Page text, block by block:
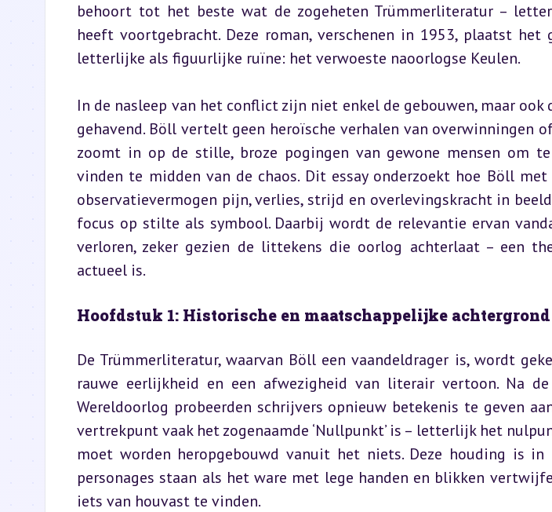
behoort tot het beste wat de zogeheten Trümmerliteratur –
heeft voortgebracht. Deze roman, verschenen in 1953, plaatst
letterlijke als figuurlijke ruïne: het verwoeste naoorlogse Keulen.
In de nasleep van het conflict zijn niet enkel de gebouwen, maar
gehavend. Böll vertelt geen heroïsche verhalen van overwinningen
zoomt in op de stille, broze pogingen van gewone mensen om
vinden te midden van de chaos. Dit essay onderzoekt hoe Böll
observatievermogen pijn, verlies, strijd en overlevingskracht in
focus op stilte als symbool. Daarbij wordt de relevantie ervan
verloren, zeker gezien de littekens die oorlog achterlaat – een
actueel is.
Hoofdstuk 1: Historische en maatschappelijke achtergrond
De Trümmerliteratur, waarvan Böll een vaandeldrager is, wordt
rauwe eerlijkheid en een afwezigheid van literair vertoon. Na
Wereldoorlog probeerden schrijvers opnieuw betekenis te geven
vertrekpunt vaak het zogenaamde ‘Nullpunkt’ is – letterlijk het
moet worden heropgebouwd vanuit het niets. Deze houding is in
personages staan als het ware met lege handen en blikken
iets van houvast te vinden.